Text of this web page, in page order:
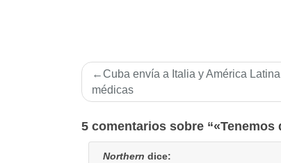
Navegación
de
Cuba envía a Italia y América
médicas
5 comentarios sobre
Northern dice: